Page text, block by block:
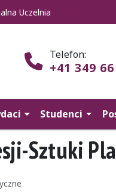
Uczelnia
Telefon:
+41 349
Studenci
Sztuki